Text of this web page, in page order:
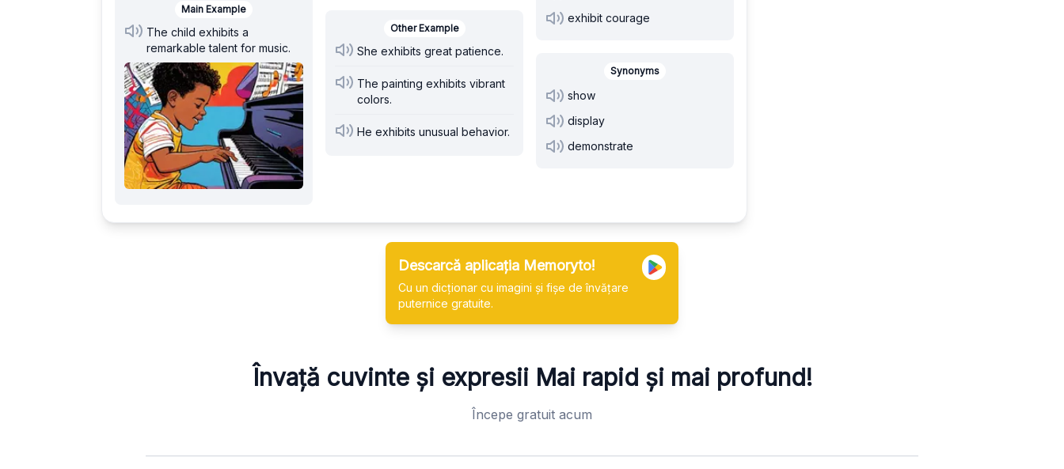
Main Example
The child exhibits a
remarkable talent for music.
Other Example
She exhibits great patience.
The painting exhibits vibrant
colors.
He exhibits unusual behavior.
exhibit courage
Synonyms
show
display
demonstrate
Descarcă aplicația Memoryto!
Cu un dicționar cu imagini și fișe de învățare
puternice gratuite.
Învață cuvinte și expresii Mai rapid și mai profund!
Începe gratuit acum